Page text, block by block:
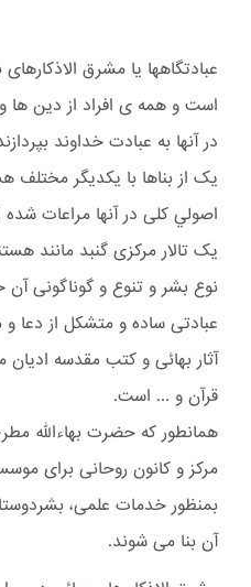
عبادتگاهها یا مشرق
است و همه ی افراد از دین ها
در آنها به عبادت خداوند
یک از بناها با یکدیگر مختلف
یک تالار مرکزی گنبد مانند
نوع بشر و تنوع و گوناگونی
عبادتی ساده و متشکل از دعا و
آثار بهائی و کتب مقدسه
قرآن و ... است.
همانطور که حضرت بهاءالله
مرکز و کانون روحانی برای
بمنظور خدمات علمی،
آن بنا می شوند.